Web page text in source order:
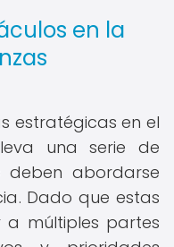
en la
estratégicas en el
una serie de
deben abordarse
Dado que estas
a múltiples partes